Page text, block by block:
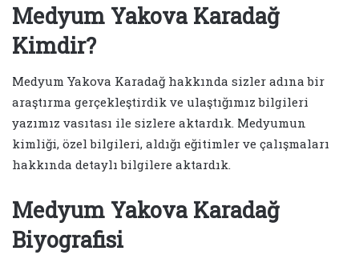
Medyum Yakova Karadağ
Kimdir?
Medyum Yakova Karadağ hakkında sizler adına bir
araştırma gerçekleştirdik ve ulaştığımız bilgileri
yazımız vasıtası ile sizlere aktardık. Medyumun
kimliği, özel bilgileri, aldığı eğitimler ve çalışmaları
hakkında detaylı bilgilere aktardık.
Medyum Yakova Karadağ
Biyografisi